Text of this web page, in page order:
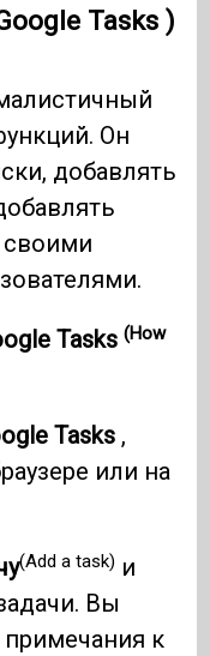
Tasks )
Он
добавлять
своими
Tasks(How
Tasks ,
или на
(Add a task) и
Вы
к